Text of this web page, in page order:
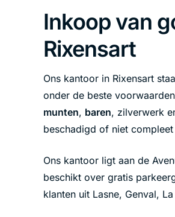
Inkoop van
Rixensart
Ons kantoor in Rixensart
onder de beste
munten, baren, zilverwerk
beschadigd of niet
Ons kantoor ligt aan de
beschikt over gratis
klanten uit Lasne, Genval,